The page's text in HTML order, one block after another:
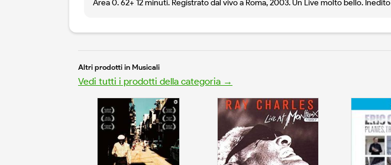
Area 0. 62+ 12 minuti. Registrato dal vivo a Roma, 2003. Un Live molto bello. Inedito
Altri prodotti in Musicali
Vedi tutti i prodotti della categoria →